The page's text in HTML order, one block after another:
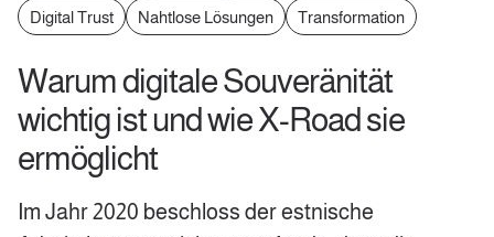
Digital Trust
Nahtlose Lösungen Transformation
Warum digitale Souveränität
wichtig ist und wie X-Road sie
ermöglicht
Im Jahr 2020 beschloss der estnische